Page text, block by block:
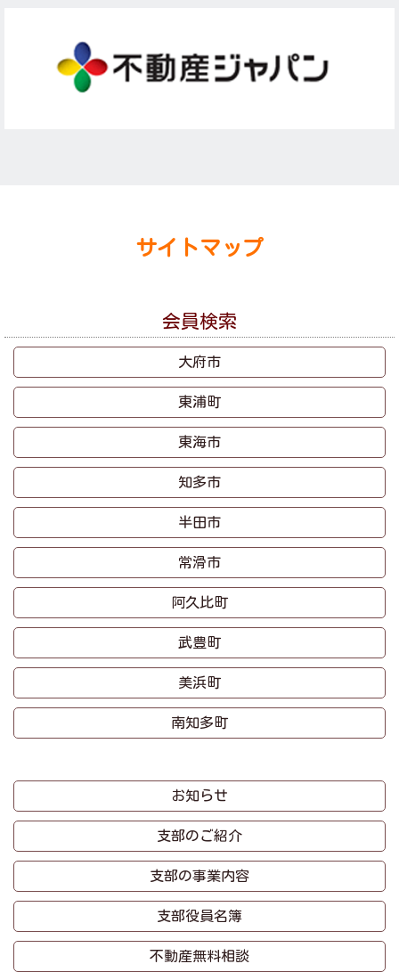
サイトマップ
会員検索
大府市
東浦町
東海市
知多市
半田市
常滑市
阿久比町
武豊町
美浜町
南知多町
お知らせ
支部のご紹介
支部の事業内容
支部役員名簿
不動産無料相談